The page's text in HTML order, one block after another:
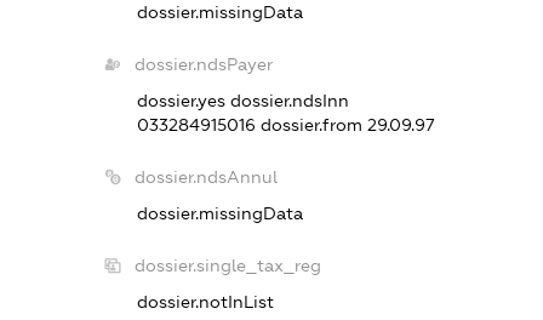
dossier.missingData
dossier.ndsPayer
dossier.yesdossier.ndsInn
033284915016dossier.from 29.09.97
dossier.ndsAnnul
dossier.missingData
dossier.single_tax_reg
dossier.notInList